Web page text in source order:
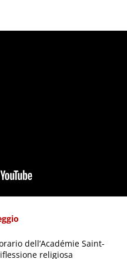
dell’Académie Saint-
religiosa